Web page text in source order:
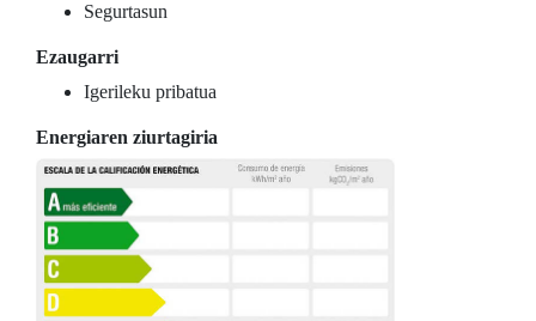
Segurtasun
Ezaugarri
Igerileku pribatua
Energiaren ziurtagiria